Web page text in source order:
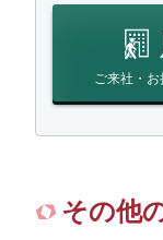
ご来社・お
その他